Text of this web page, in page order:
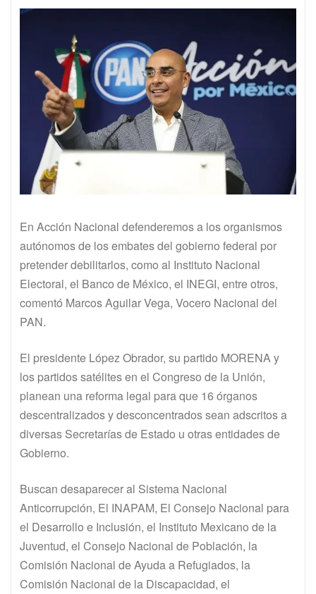
En Acción Nacional defenderemos a los organismos
autónomos de los embates del gobierno federal por
pretender debilitarlos, como al Instituto Nacional
Electoral, el Banco de México, el INEGI, entre otros,
comentó Marcos Aguilar Vega, Vocero Nacional del
PAN.
El presidente López Obrador, su partido MORENA y
los partidos satélites en el Congreso de la Unión,
planean una reforma legal para que 16 órganos
descentralizados y desconcentrados sean adscritos a
diversas Secretarías de Estado u otras entidades de
Gobierno.
Buscan desaparecer al Sistema Nacional
Anticorrupción, El INAPAM, El Consejo Nacional para
el Desarrollo e Inclusión, el Instituto Mexicano de la
Juventud, el Consejo Nacional de Población, la
Comisión Nacional de Ayuda a Refugiados, la
Comisión Nacional de la Discapacidad, el